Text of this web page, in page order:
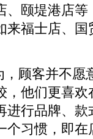
、颐堤港店
来福士店、
，顾客并不愿
，他们更喜
进行品牌、
个习惯，即